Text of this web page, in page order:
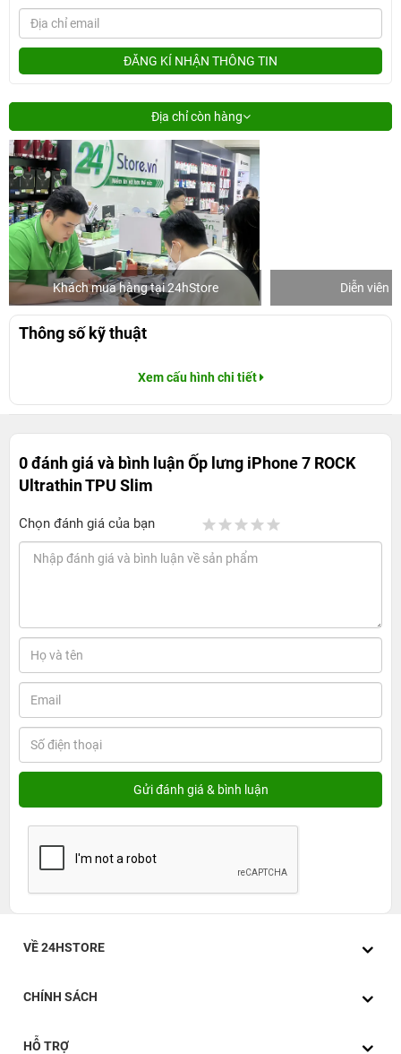
ĐĂNG KÍ NHẬN THÔNG TIN
Địa chỉ còn hàng
Khách mua hàng tại 24hStore Diễn viên
Thông số kỹ thuật
Xem cấu hình chi tiết
0 đánh giá và bình luậnỐp lưng iPhone 7 ROCK
Ultrathin TPU Slim
Chọn đánh giá của bạn
VỀ 24HSTORE
CHÍNH SÁCH
HỖ TRỢ